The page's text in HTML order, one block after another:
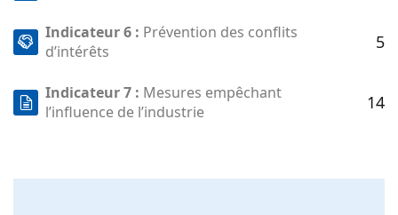
Indicateur 6 : Prévention des conflits
d’intérêts
5
Indicateur 7 : Mesures empêchant
l’influence de l’industrie
14